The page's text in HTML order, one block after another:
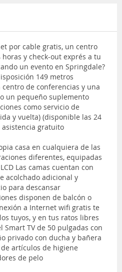
por cable gratis, un centro
y check-out exprés a tu
un evento en Springdale?
149 metros
de conferencias y una
un pequeño suplemento
como servicio de
y vuelta) (disponible las 24
gratuito
casa en cualquiera de las
diferentes, equipadas
Las camas cuentan con
acolchado adicional y
para descansar
disponen de balcón o
a Internet wifi gratis te
tuyos, y en tus ratos libres
TV de 50 pulgadas con
privado con ducha y bañera
artículos de higiene
de pelo